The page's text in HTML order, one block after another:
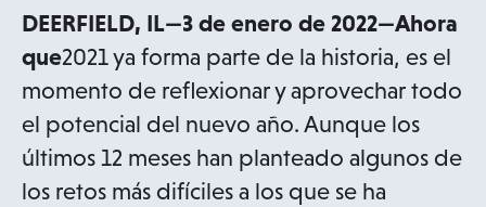
DEERFIELD, IL—3 de enero de 2022—Ahora
que2021 ya forma parte de la historia, es el
momento de reflexionar y aprovechar todo
el potencial del nuevo año. Aunque los
últimos 12 meses han planteado algunos de
los retos más difíciles a los que se ha